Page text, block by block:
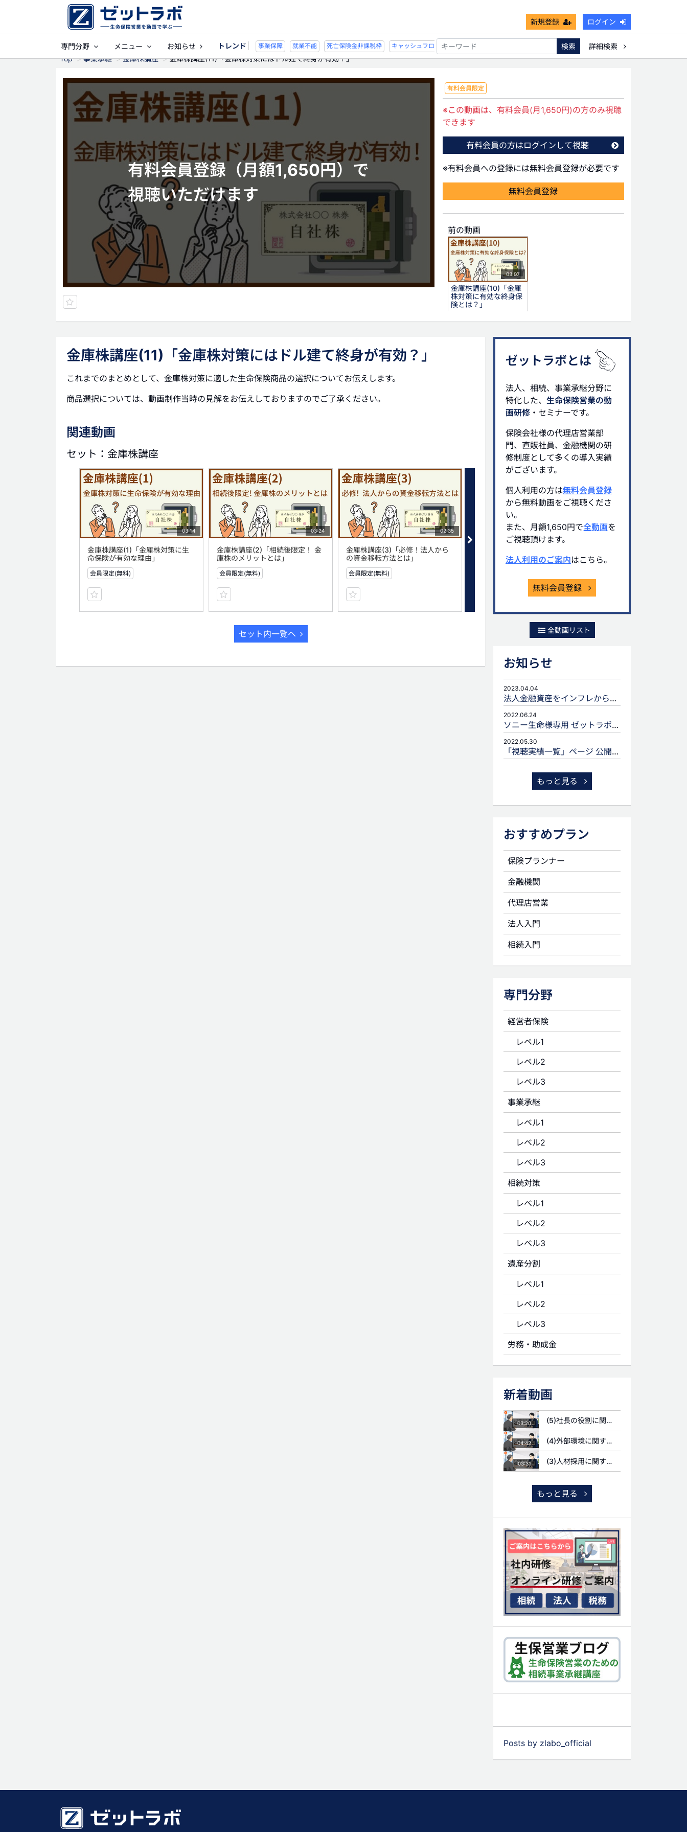
新規登録 ログイン
専門分野 メニュー お知らせ トレンド
事業保障 就業不能 死亡保険金非課税枠 キャッシュフロー 宗教法人 事業保障 就業不能 死亡保険金非課税枠 キャッシュフロー 宗教法人
検索
詳細検索
Top
事業承継 金庫株講座 金庫株講座(11)「金庫株対策にはドル建て終身が有効？」
有料会員登録（月額1,650円）で
視聴いただけます
有料会員限定
※この動画は、有料会員(月1,650円)の方のみ視聴
できます
有料会員の方はログインして視聴
※有料会員への登録には無料会員登録が必要です
無料会員登録
前の動画
03:07
金庫株講座(10)「金庫
株対策に有効な終身保
険とは？」
法人生命保険 生命保険 相続
金庫株講座(11)「金庫株対策にはドル建て終身が有効？」
これまでのまとめとして、金庫株対策に適した生命保険商品の選択についてお伝えします。
商品選択については、動画制作当時の見解をお伝えしておりますのでご了承ください。
関連動画
セット：金庫株講座
03:14
金庫株講座(1)「金庫株対策に生
命保険が有効な理由」
会員限定(無料)
03:24
金庫株講座(2)「相続後限定！ 金
庫株のメリットとは」
会員限定(無料)
02:35
金庫株講座(3)「必修！法人から
の資金移転方法とは」
会員限定(無料)
03:20
転時の税金とは」
セット内一覧へ
ゼットラボとは
法人、相続、事業承継分野に
特化した、 生命保険営業の動
画研修 ・セミナーです。
保険会社様の代理店営業部
門、直販社員、金融機関の研
修制度として多くの導入実績
がございます。
個人利用の方は無料会員登録
から無料動画をご視聴くださ
い。
また、月額1,650円で全動画を
ご視聴頂けます。
法人利用のご案内はこちら。
無料会員登録
全動画リスト
お知らせ
2023.04.04
法人金融資産をインフレから守るための生命保険活用
2022.06.24
ソニー生命様専用 ゼットラボforLIFEPLANNERのご案内
2022.05.30
「視聴実績一覧」ページ 公開のお知らせ
もっと見る
おすすめプラン
保険プランナー
金融機関
代理店営業
法人入門
相続入門
専門分野
経営者保険
レベル1
レベル2
レベル3
事業承継
レベル1
レベル2
レベル3
相続対策
レベル1
レベル2
レベル3
遺産分割
レベル1
レベル2
レベル3
労務・助成金
新着動画
03:20 (5)社長の役割に関する質問
04:42 (4)外部環境に関する質問
03:31 (3)人材採用に関する質問
もっと見る
Posts by zlabo_official